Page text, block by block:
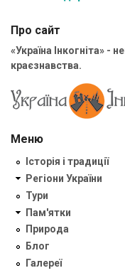
Про сайт
«Україна Інкогніта» -
краєзнавства.
Меню
Історія і традиції
Регіони України
Тури
Пам'ятки
Природа
Блог
Галереї